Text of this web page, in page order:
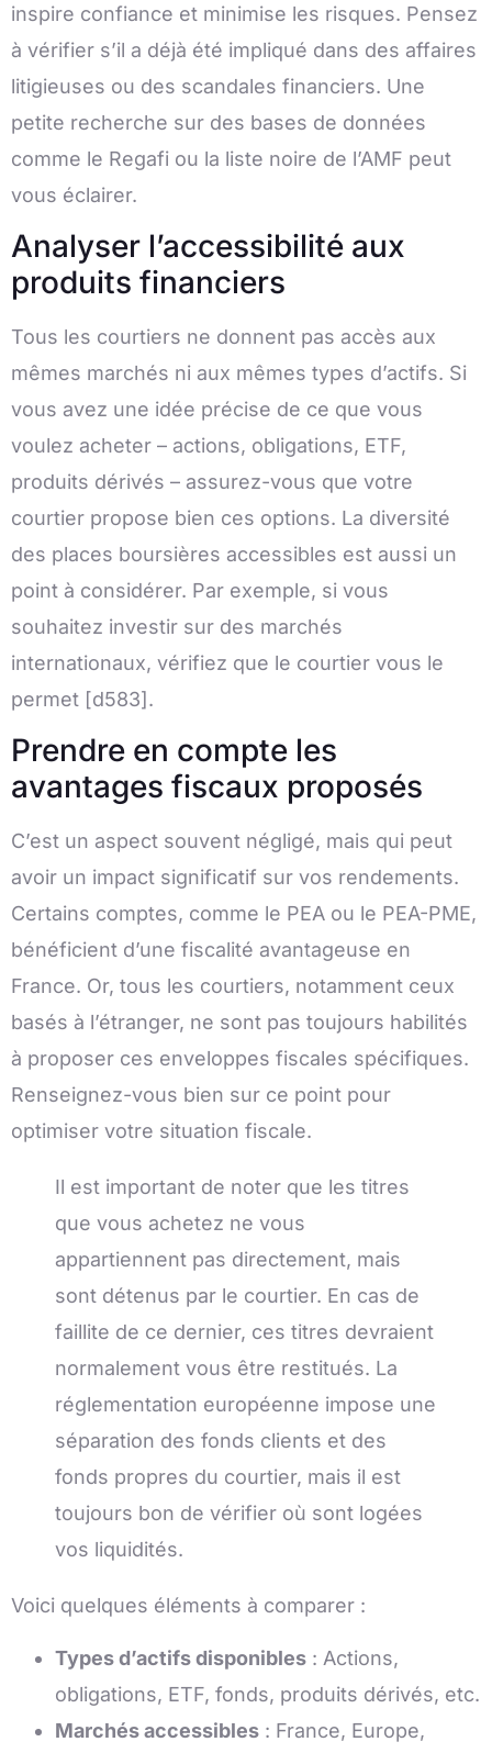
inspire confiance et minimise les risques. Pensez
à vérifier s’il a déjà été impliqué dans des affaires
litigieuses ou des scandales financiers. Une
petite recherche sur des bases de données
comme le Regafi ou la liste noire de l’AMF peut
vous éclairer.
Analyser l’accessibilité aux
produits financiers
Tous les courtiers ne donnent pas accès aux
mêmes marchés ni aux mêmes types d’actifs. Si
vous avez une idée précise de ce que vous
voulez acheter – actions, obligations, ETF,
produits dérivés – assurez-vous que votre
courtier propose bien ces options. La diversité
des places boursières accessibles est aussi un
point à considérer. Par exemple, si vous
souhaitez investir sur des marchés
internationaux, vérifiez que le courtier vous le
permet [d583].
Prendre en compte les
avantages fiscaux proposés
C’est un aspect souvent négligé, mais qui peut
avoir un impact significatif sur vos rendements.
Certains comptes, comme le PEA ou le PEA-PME,
bénéficient d’une fiscalité avantageuse en
France. Or, tous les courtiers, notamment ceux
basés à l’étranger, ne sont pas toujours habilités
à proposer ces enveloppes fiscales spécifiques.
Renseignez-vous bien sur ce point pour
optimiser votre situation fiscale.
Il est important de noter que les titres
que vous achetez ne vous
appartiennent pas directement, mais
sont détenus par le courtier. En cas de
faillite de ce dernier, ces titres devraient
normalement vous être restitués. La
réglementation européenne impose une
séparation des fonds clients et des
fonds propres du courtier, mais il est
toujours bon de vérifier où sont logées
vos liquidités.
Voici quelques éléments à comparer :
Types d’actifs disponibles : Actions,
obligations, ETF, fonds, produits dérivés, etc.
Marchés accessibles : France, Europe,